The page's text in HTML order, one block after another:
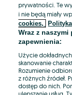
E-mail
prywatności. Te
i nie będą miały
cookies,
Wraz z naszymi
zapewnienia:
Użycie
skanowanie
Rozumienie
z różnych źródeł.
dostęp do nich.
ulepszanie usług.